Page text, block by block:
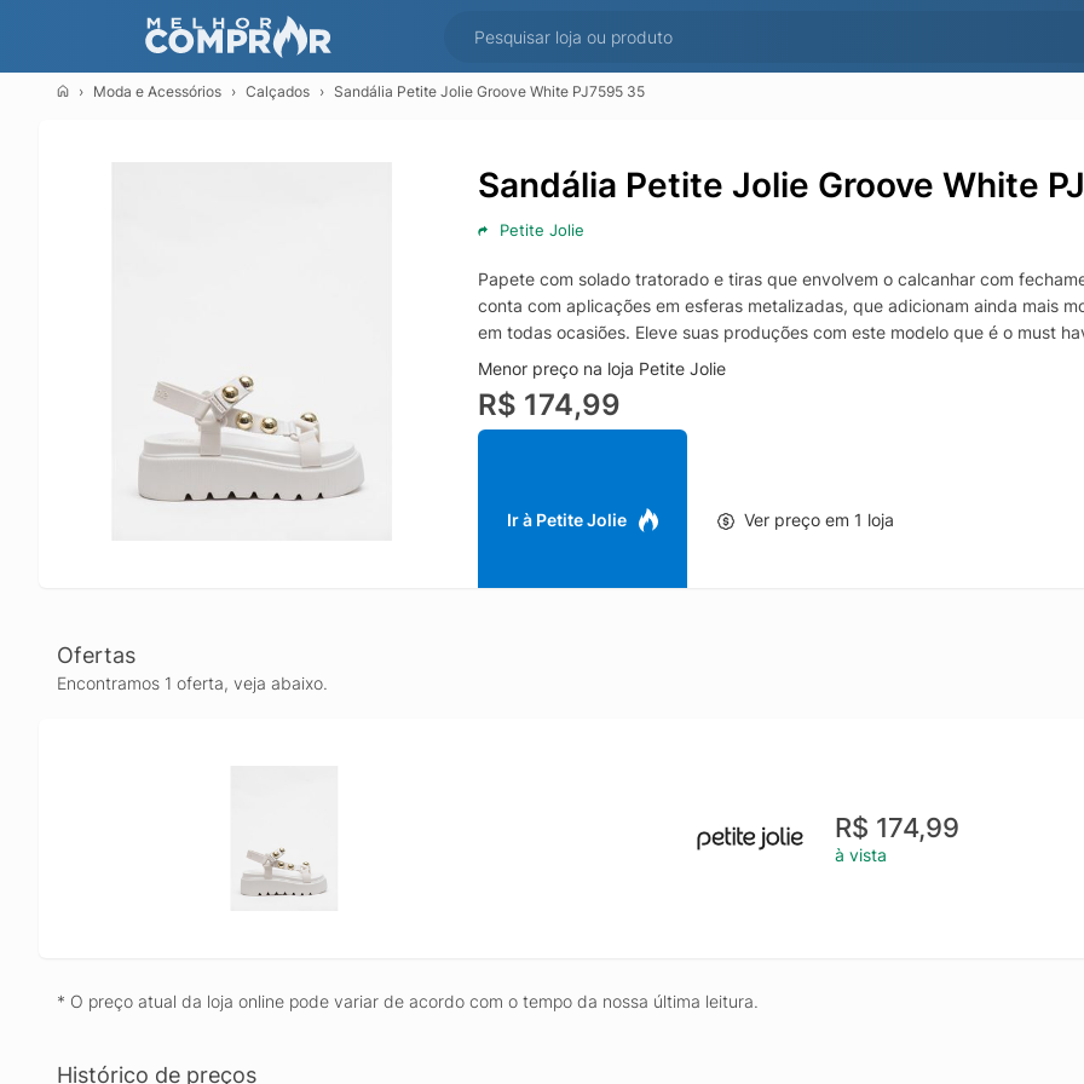
Moda e Acessórios Calçados Sandália Petite Jolie Groove White PJ7595 35
Sandália Petite Jolie Groove White
Petite Jolie
Papete com solado tratorado e tiras que envolvem o calcanhar com
conta com aplicações em esferas metalizadas, que adicionam ainda mais
em todas ocasiões. Eleve suas produções com este modelo que é o must
Menor preço na loja Petite Jolie
R$ 174,99
Ir à Petite Jolie Ver preço em 1 loja
Ofertas
Encontramos 1 oferta, veja abaixo.
R$ 174,99
à vista
* O preço atual da loja online pode variar de acordo com o tempo da nossa última leitura.
Histórico de preços